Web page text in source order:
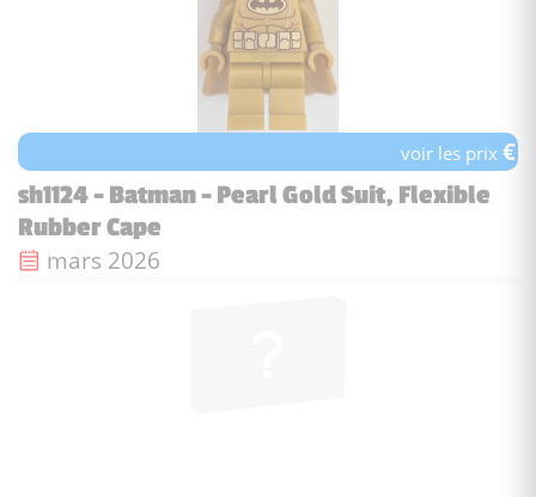
voir les prix€
sh1124 - Batman - Pearl Gold Suit, Flexible
Rubber Cape
Date de sortie :
mars 2026